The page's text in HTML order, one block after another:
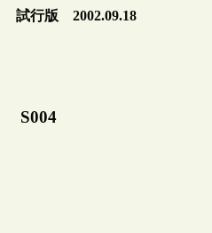
試行版 2002.09.18
S004